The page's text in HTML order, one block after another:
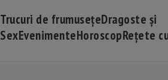
Trucuri de frumusețeDragoste și
SexEvenimenteHoroscopRețete